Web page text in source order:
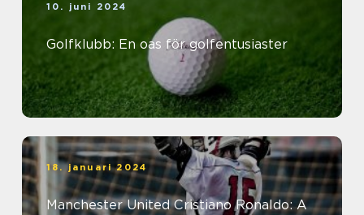
10. juni 2024
Golfklubb: En oas för golfentusiaster
18. januari 2024
Manchester United Cristiano Ronaldo: A